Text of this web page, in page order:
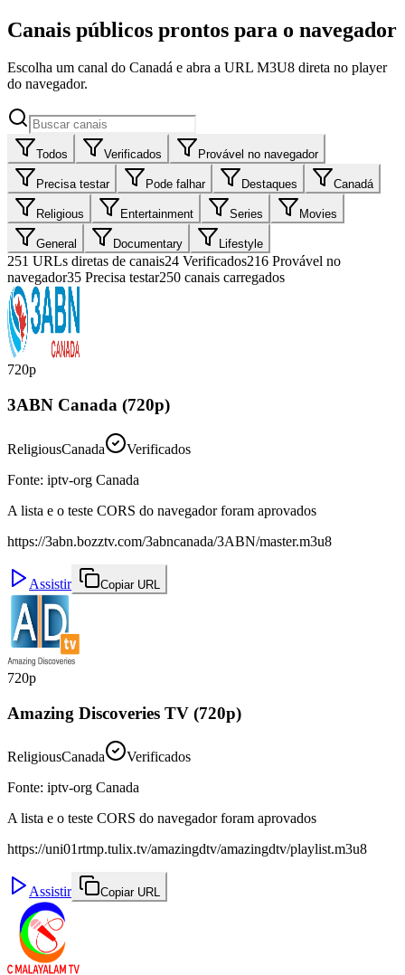
Canais públicos prontos para o navegador
Escolha um canal do Canadá e abra a URL M3U8 direta no player
do navegador.
Todos Verificados Provável no navegador
Precisa testar Pode falhar Destaques Canadá
Religious Entertainment Series Movies
General Documentary Lifestyle
251 URLs diretas de canais24 Verificados216 Provável no
navegador35 Precisa testar250 canais carregados
720p
3ABN Canada (720p)
ReligiousCanada
Verificados
Fonte: iptv-org Canada
A lista e o teste CORS do navegador foram aprovados
https://3abn.bozztv.com/3abncanada/3ABN/master.m3u8
Assistir Copiar URL
720p
Amazing Discoveries TV (720p)
ReligiousCanada
Verificados
Fonte: iptv-org Canada
A lista e o teste CORS do navegador foram aprovados
https://uni01rtmp.tulix.tv/amazingdtv/amazingdtv/playlist.m3u8
Assistir Copiar URL